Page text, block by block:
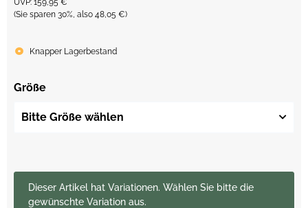
UVP: 159,95 €
(Sie sparen 30%, also 48,05 €)
Knapper Lagerbestand
Größe
Bitte Größe wählen
xDieser Artikel hat Variationen. Wählen Sie bitte die
gewünschte Variation aus.